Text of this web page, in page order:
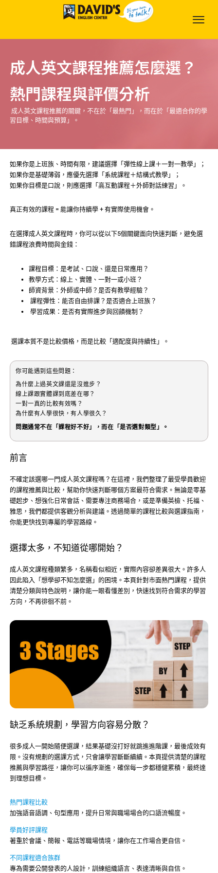
成人英文課程推薦怎麼選？
熱門課程與評價分析
成人英文課程推薦的關鍵，不在於「最熱門」，而在於「最適合你的學
習目標、時間與預算」。
如果你是上班族、時間有限，建議選擇「彈性線上課＋一對一教學」；
如果你是基礎薄弱，應優先選擇「系統課程＋結構式教學」；
如果你目標是口說，則應選擇「高互動課程＋外師對話練習」。
真正有效的課程 = 能讓你持續學 + 有實際使用機會。
在選擇成人英文課程時，你可以從以下5個關鍵面向快速判斷，避免選
錯課程浪費時間與金錢：
課程目標：是考試、口說、還是日常應用？
教學方式：線上、實體、一對一或小班？
師資背景：外師或中師？是否有教學經驗？
課程彈性：能否自由排課？是否適合上班族？
學習成果：是否有實際進步與回饋機制？
選課本質不是比較價格，而是比較「適配度與持續性」。
你可能遇到這些問題：
為什麼上過英文課還是沒進步？
線上課跟實體課到底差在哪？
一對一真的比較有效嗎？
為什麼有人學很快，有人學很久？
問題通常不在「課程好不好」，而在「是否選對類型」。
前言
不確定該選哪一門成人英文課程嗎？在這裡，我們整理了最受學員歡迎
的課程推薦與比較，幫助你快速判斷哪個方案最符合需求。無論是零基
礎起步、想強化日常會話、需要專注商務場合，或是準備英檢、托福、
雅思，我們都提供客觀分析與建議。透過簡單的課程比較與選課指南，
你能更快找到專屬的學習路線。
選擇太多，不知道從哪開始？
成人英文課程種類繁多，名稱看似相近，實際內容卻差異很大。許多人
因此陷入「想學卻不知怎麼選」的困境。本頁針對市面熱門課程，提供
清楚分類與特色說明，讓你能一眼看懂差別，快速找到符合需求的學習
方向，不再徘徊不前。
缺乏系統規劃，學習方向容易分散？
很多成人一開始隨便選課，結果基礎沒打好就跳進進階課，最後成效有
限。沒有規劃的選課方式，只會讓學習斷斷續續。本頁提供清楚的課程
推薦與學習路徑，讓你可以循序漸進，確保每一步都穩健累積，最終達
到理想目標。
熱門課程比較
加強語音語調、句型應用，提升日常與職場場合的口語流暢度。
學員好評課程
著重於會議、簡報、電話等職場情境，讓你在工作場合更自信。
不同課程適合族群
專為需要公開發表的人設計，訓練組織語言、表達清晰與自信。